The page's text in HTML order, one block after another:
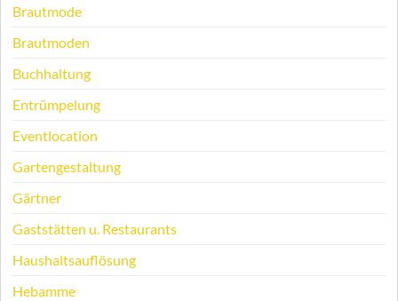
Brautmode
Brautmoden
Buchhaltung
Entrümpelung
Eventlocation
Gartengestaltung
Gärtner
Gaststätten u. Restaurants
Haushaltsauflösung
Hebamme